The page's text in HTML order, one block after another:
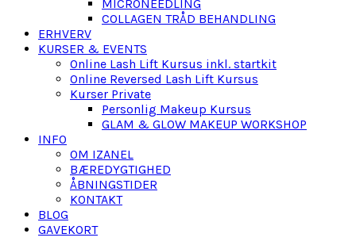
MICRONEEDLING
COLLAGEN TRÅD BEHANDLING
ERHVERV
KURSER & EVENTS
Online Lash Lift Kursus inkl. startkit
Online Reversed Lash Lift Kursus
Kurser Private
Personlig Makeup Kursus
GLAM & GLOW MAKEUP WORKSHOP
INFO
OM IZANEL
BÆREDYGTIGHED
ÅBNINGSTIDER
KONTAKT
BLOG
GAVEKORT